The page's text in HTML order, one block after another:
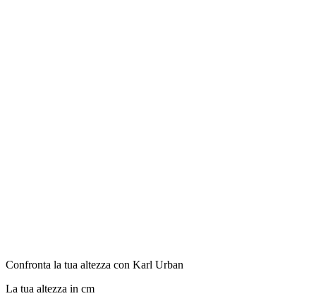
Confronta la tua altezza con Karl Urban
La tua altezza in cm